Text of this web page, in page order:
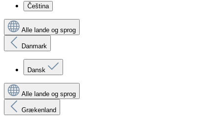
Čeština
Alle lande og sprog
Danmark
Dansk
Alle lande og sprog
Grækenland